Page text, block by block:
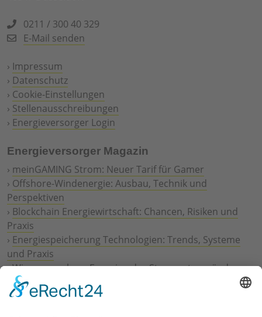
0211 / 300 40 329
E-Mail senden
› Impressum
› Datenschutz
› Cookie-Einstellungen
› Stellenausschreibungen
› Energieversorger Login
Energieversorger Magazin
› meinGAMING Strom: Neuer Tarif für Gamer
› Offshore-Windenergie: Ausbau, Technik und
Perspektiven
› Blockchain Energiewirtschaft: Chancen, Risiken und
Praxis
› Energiespeicherung Technologien: Trends, Systeme
und Praxis
›Wie erneuerbare Energien das Stromnetz verändern
Digitalisierung Energiewirtschaft: Effizienz, Netze und
Prozesse